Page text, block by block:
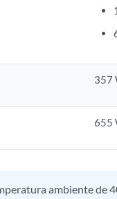
357
655
ambiente de